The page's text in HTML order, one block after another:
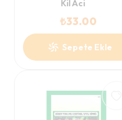
Kil Aci
₺33.00
Sepete Ekle